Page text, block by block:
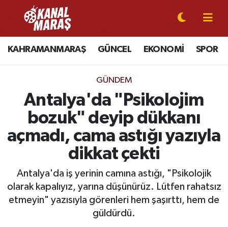
KAHRAMANMARAŞ GÜNCEL EKONOMİ SPOR
GÜNDEM
Antalya'da "Psikolojim
bozuk" deyip dükkanı
açmadı, cama astığı yazıyla
dikkat çekti
Antalya'da iş yerinin camına astığı, "Psikolojik
olarak kapalıyız, yarına düşünürüz. Lütfen rahatsız
etmeyin" yazısıyla görenleri hem şaşırttı, hem de
güldürdü.
CANLI YAYIN
KAHRAMANMARAŞ
SPOR
SİYASET
EKONOMİ
GÜNDEM
Kahramanmaraş Nöbetçi Eczaneler
Kahramanmaraş Hava Durumu
Kahramanmaraş Namaz Vakitleri
Kahramanmaraş Trafik Yoğunluk Haritası
Süper Lig Puan Durumu ve Fikstür
Tüm Manşetler
Son Dakika Haberleri